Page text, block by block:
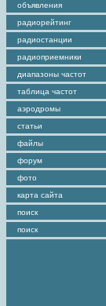
объявления
радиорейтинг
радиостанции
радиоприемники
диапазоны частот
таблица частот
аэродромы
статьи
файлы
форум
фото
карта сайта
поиск
поиск